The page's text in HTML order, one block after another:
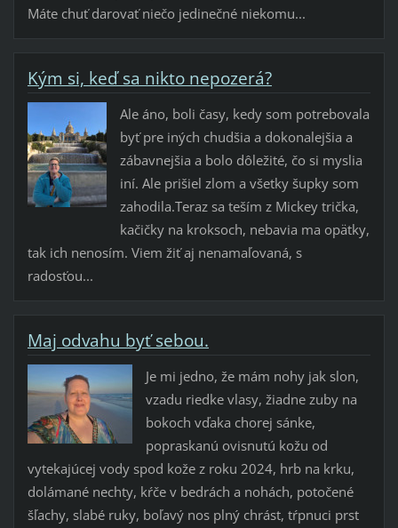
Máte chuť darovať niečo jedinečné niekomu...
Kým si, keď sa nikto nepozerá?
Ale áno, boli časy, kedy som potrebovala
byť pre iných chudšia a dokonalejšia a
zábavnejšia a bolo dôležité, čo si myslia
iní. Ale prišiel zlom a všetky šupky som
zahodila.​Teraz sa teším z Mickey trička,
kačičky na kroksoch, nebavia ma opätky,
tak ich nenosím. Viem žiť aj nenamaľovaná, s
radosťou...
Maj odvahu byť sebou.
Je mi jedno, že mám nohy jak slon,
vzadu riedke vlasy, žiadne zuby na
bokoch vďaka chorej sánke,
popraskanú ovisnutú kožu od
vytekajúcej vody spod kože z roku 2024, hrb na krku,
dolámané nechty, kŕče v bedrách a nohách, potočené
šľachy, slabé ruky, boľavý nos plný chrást, tŕpnuci prst